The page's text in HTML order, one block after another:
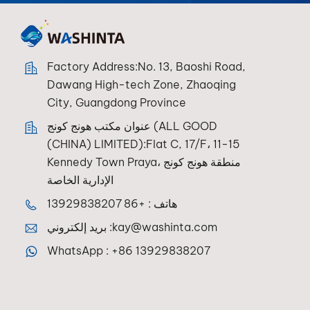
Factory Address:No. 13, Baoshi Road,
Dawang High-tech Zone, Zhaoqing
City, Guangdong Province
عنوان مكتب هونج كونج (ALL GOOD
(CHINA) LIMITED):Flat C, 17/F، 11-15
Kennedy Town Praya، منطقة هونج كونج
الإدارية الخاصة
هاتف : +86 13929838207
بريد إلكتروني :kay@washinta.com
WhatsApp : +86 13929838207